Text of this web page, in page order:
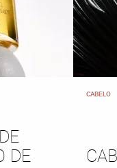
DE
CABELO